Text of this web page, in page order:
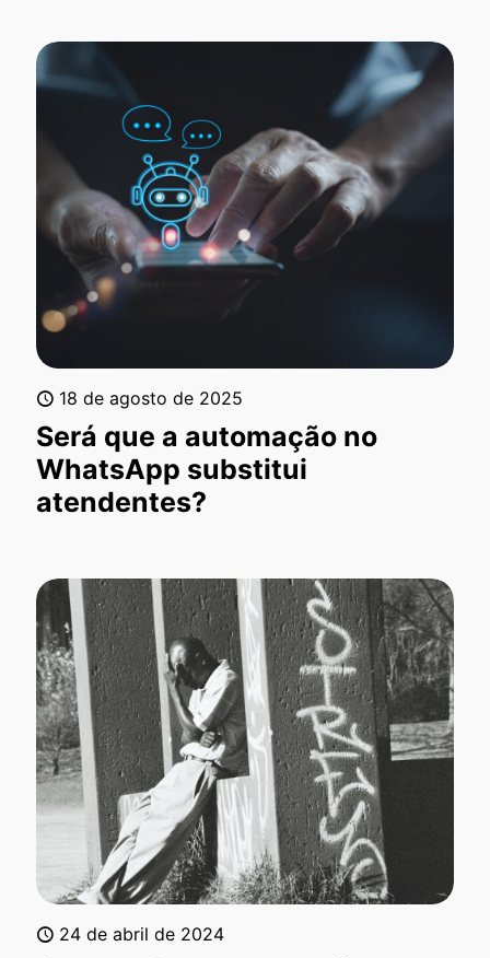
18 de agosto de 2025
Será que a automação no
WhatsApp substitui
atendentes?
24 de abril de 2024